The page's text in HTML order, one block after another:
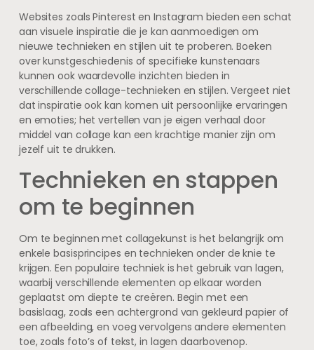
Websites zoals Pinterest en Instagram bieden een schat
aan visuele inspiratie die je kan aanmoedigen om
nieuwe technieken en stijlen uit te proberen. Boeken
over kunstgeschiedenis of specifieke kunstenaars
kunnen ook waardevolle inzichten bieden in
verschillende collage-technieken en stijlen. Vergeet niet
dat inspiratie ook kan komen uit persoonlijke ervaringen
en emoties; het vertellen van je eigen verhaal door
middel van collage kan een krachtige manier zijn om
jezelf uit te drukken.
Technieken en stappen
om te beginnen
Om te beginnen met collagekunst is het belangrijk om
enkele basisprincipes en technieken onder de knie te
krijgen. Een populaire techniek is het gebruik van lagen,
waarbij verschillende elementen op elkaar worden
geplaatst om diepte te creëren. Begin met een
basislaag, zoals een achtergrond van gekleurd papier of
een afbeelding, en voeg vervolgens andere elementen
toe, zoals foto’s of tekst, in lagen daarbovenop.